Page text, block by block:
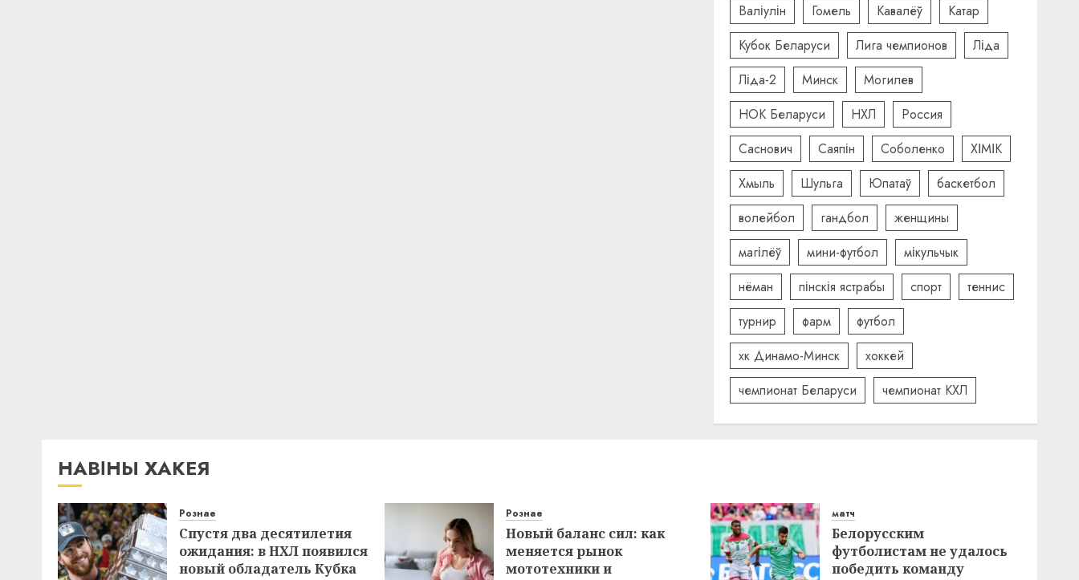
Валіулін
Гомель Кавалёў
Катар
Кубок Беларуси
Лига чемпионов
Ліда
Ліда-2
Минск
Могилев
НОК Беларуси
НХЛ
Россия
Саснович
Саяпін Соболенко
ХІМІК
Хмыль
Шульга Юпатаў
баскетбол
волейбол
гандбол
женщины
магілёў
мини-футбол
мікульчык
нёман
пінскія ястрабы спорт
теннис
турнир
фарм
футбол
хк Динамо-Минск
хоккей
чемпионат Беларуси
чемпионат КХЛ
НАВІНЫ ХАКЕЯ
Рознае
Спустя два десятилетия
ожидания: в НХЛ появился
новый обладатель Кубка
Рознае
Новый баланс сил: как
меняется рынок
мототехники и
матч
Белорусским
футболистам не удалось
победить команду